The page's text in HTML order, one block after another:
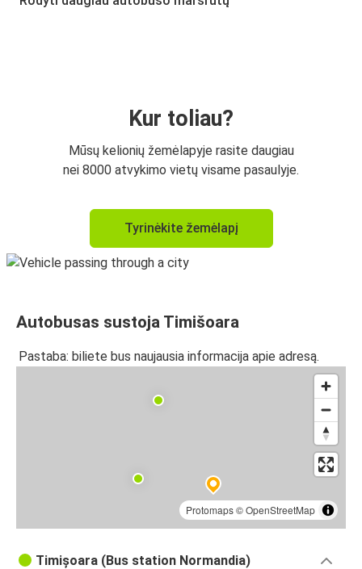
Kur toliau?
Mūsų kelionių žemėlapyje rasite daugiau
nei 8000 atvykimo vietų visame pasaulyje.
Tyrinėkite žemėlapį
Autobusas sustoja Timišoara
Pastaba: biliete bus naujausia informacija apie adresą.
Protomaps©OpenStreetMap
Timișoara (Bus station Normandia)